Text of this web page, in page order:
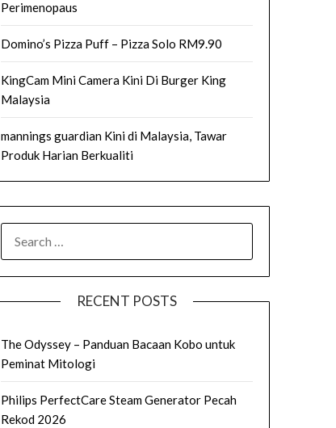
Perimenopaus
Domino’s Pizza Puff – Pizza Solo RM9.90
KingCam Mini Camera Kini Di Burger King
Malaysia
mannings guardian Kini di Malaysia, Tawar
Produk Harian Berkualiti
FOR:
RECENT POSTS
The Odyssey – Panduan Bacaan Kobo untuk
Peminat Mitologi
Philips PerfectCare Steam Generator Pecah
Rekod 2026